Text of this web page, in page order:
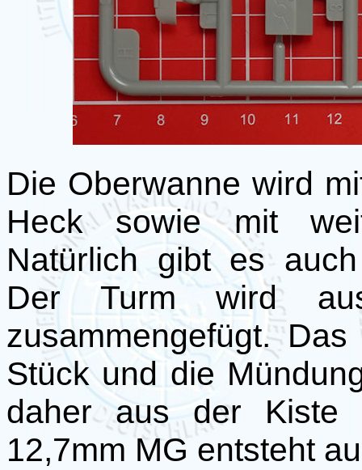
Die Oberwanne wird
Heck sowie mit
Natürlich gibt es
Der Turm wird
zusammengefügt.
Stück und die
daher aus der Kiste
12,7mm MG entsteht